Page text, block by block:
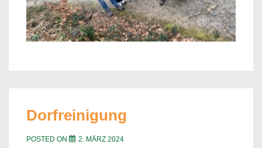
Dorfreinigung
POSTED ON 2. MÄRZ 2024